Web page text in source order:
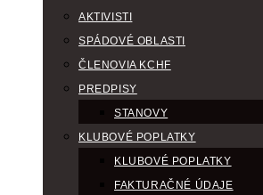
AKTIVISTI
SPÁDOVÉ OBLASTI
ČLENOVIA KCHF
PREDPISY
STANOVY
KLUBOVÉ POPLATKY
KLUBOVÉ POPLATKY
FAKTURAČNÉ ÚDAJE